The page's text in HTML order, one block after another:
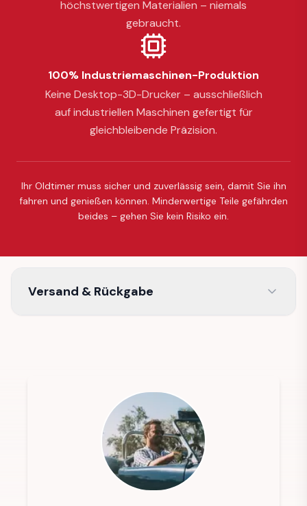
höchstwertigen Materialien – niemals
gebraucht.
100% Industriemaschinen-Produktion
Keine Desktop-3D-Drucker – ausschließlich
auf industriellen Maschinen gefertigt für
gleichbleibende Präzision.
Ihr Oldtimer muss sicher und zuverlässig sein, damit Sie ihn
fahren und genießen können. Minderwertige Teile gefährden
beides – gehen Sie kein Risiko ein.
Versand & Rückgabe